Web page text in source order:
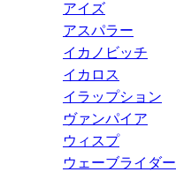
アイズ
アスパラー
イカノビッチ
イカロス
イラップション
ヴァンパイア
ウィスプ
ウェーブライダー